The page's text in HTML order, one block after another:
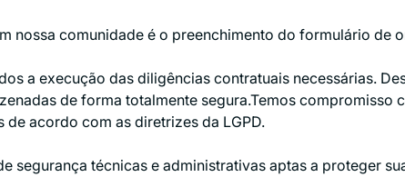
nossa comunidade é o preenchimento do formulário de
a execução das diligências contratuais necessárias.
de forma totalmente segura.Temos compromisso
acordo com as diretrizes da LGPD.
segurança técnicas e administrativas aptas a proteger